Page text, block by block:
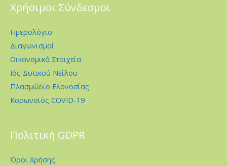
Χρήσιμοι Σύνδεσμοι
Ημερολόγιο
Διαγωνισμοί
Οικονομικά Στοιχεία
Ιός Δυτικού Νείλου
Πλασμώδιο Ελονοσίας
Κορωνοϊός COVID-19
Πολιτική GDPR
Όροι Χρήσης